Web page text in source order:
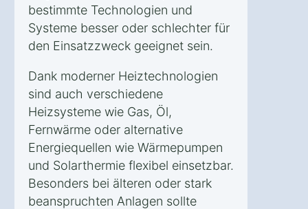
bestimmte Technologien und
Systeme besser oder schlechter für
den Einsatzzweck geeignet sein.
Dank moderner Heiztechnologien
sind auch verschiedene
Heizsysteme wie Gas, Öl,
Fernwärme oder alternative
Energiequellen wie Wärmepumpen
und Solarthermie flexibel einsetzbar.
Besonders bei älteren oder stark
beanspruchten Anlagen sollte